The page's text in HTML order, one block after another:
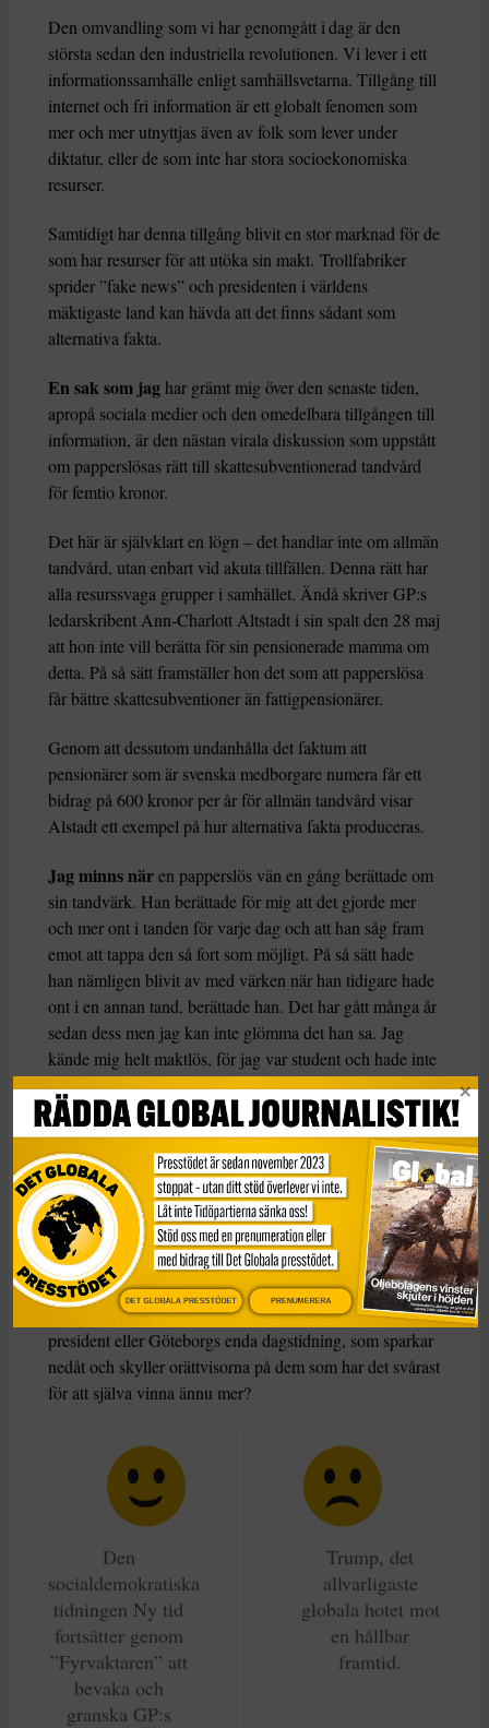
Den omvandling som vi har genomgått i dag är den
största sedan den industriella revolutionen. Vi lever i ett
informationssamhälle enligt samhällsvetarna. Tillgång till
internet och fri information är ett globalt fenomen som
mer och mer utnyttjas även av folk som lever under
diktatur, eller de som inte har stora socioekonomiska
resurser.
Samtidigt har denna tillgång blivit en stor marknad för de
som har resurser för att utöka sin makt. Trollfabriker
sprider ”fake news” och presidenten i världens
mäktigaste land kan hävda att det finns sådant som
alternativa fakta.
En sak som jag har grämt mig över den senaste tiden,
apropå sociala medier och den omedelbara tillgången till
information, är den nästan virala diskussion som uppstått
om papperslösas rätt till skattesubventionerad tandvård
för femtio kronor.
Det här är självklart en lögn – det handlar inte om allmän
tandvård, utan enbart vid akuta tillfällen. Denna rätt har
alla resurssvaga grupper i samhället. Ändå skriver GP:s
ledarskribent Ann-Charlott Altstadt i sin spalt den 28 maj
att hon inte vill berätta för sin pensionerade mamma om
detta. På så sätt framställer hon det som att papperslösa
får bättre skattesubventioner än fattigpensionärer.
Genom att dessutom undanhålla det faktum att
pensionärer som är svenska medborgare numera får ett
bidrag på 600 kronor per år för allmän tandvård visar
Alstadt ett exempel på hur alternativa fakta produceras.
Jag minns nären papperslös vän en gång berättade om
sin tandvärk. Han berättade för mig att det gjorde mer
och mer ont i tanden för varje dag och att han såg fram
emot att tappa den så fort som möjligt. På så sätt hade
han nämligen blivit av med värken när han tidigare hade
ont i en annan tand, berättade han. Det har gått många år
sedan dess men jag kan inte glömma det han sa. Jag
kände mig helt maktlös, för jag var student och hade inte
ens råd med mina egna tänder.
Enligt upplysningsidealet är det individens ansvar att ta
sig ur okunskapen. Vad innebär detta ideal som vårt
samhälle är byggt på, belyst genom det it-samhälle vi
lever i i dag? Är tillgång till fri information tillräckligt för
att vi ska kunna närma oss sanningen?
Hur gör vinär när informationen produceras och sprids
av dem som har resurser och makt? Som USA:s
president eller Göteborgs enda dagstidning, som sparkar
nedåt och skyller orättvisorna på dem som har det svårast
för att själva vinna ännu mer?
Den
socialdemokratiska
tidningen Ny tid
fortsätter genom
”Fyrvaktaren” att
bevaka och
granska GP:s
Trump, det
allvarligaste
globala hotet mot
en hållbar
framtid.
DET GLOBALA PRESSTÖDET PRENUMERERA